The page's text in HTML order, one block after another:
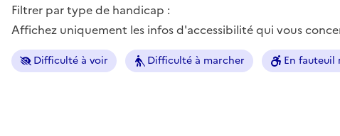
Filtrer par type de handicap :
Affichez uniquement les infos d'accessibilité qui vous
Difficulté à voir Difficulté à marcher En fauteuil